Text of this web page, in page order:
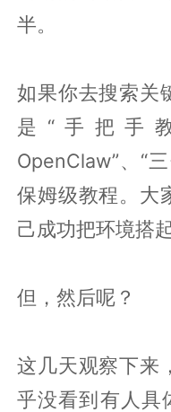
半。
如果你去搜索关
是“手把手
OpenClaw”、“
保姆级教程。大
己成功把环境搭
但，然后呢？
这几天观察下来
乎没看到有人具